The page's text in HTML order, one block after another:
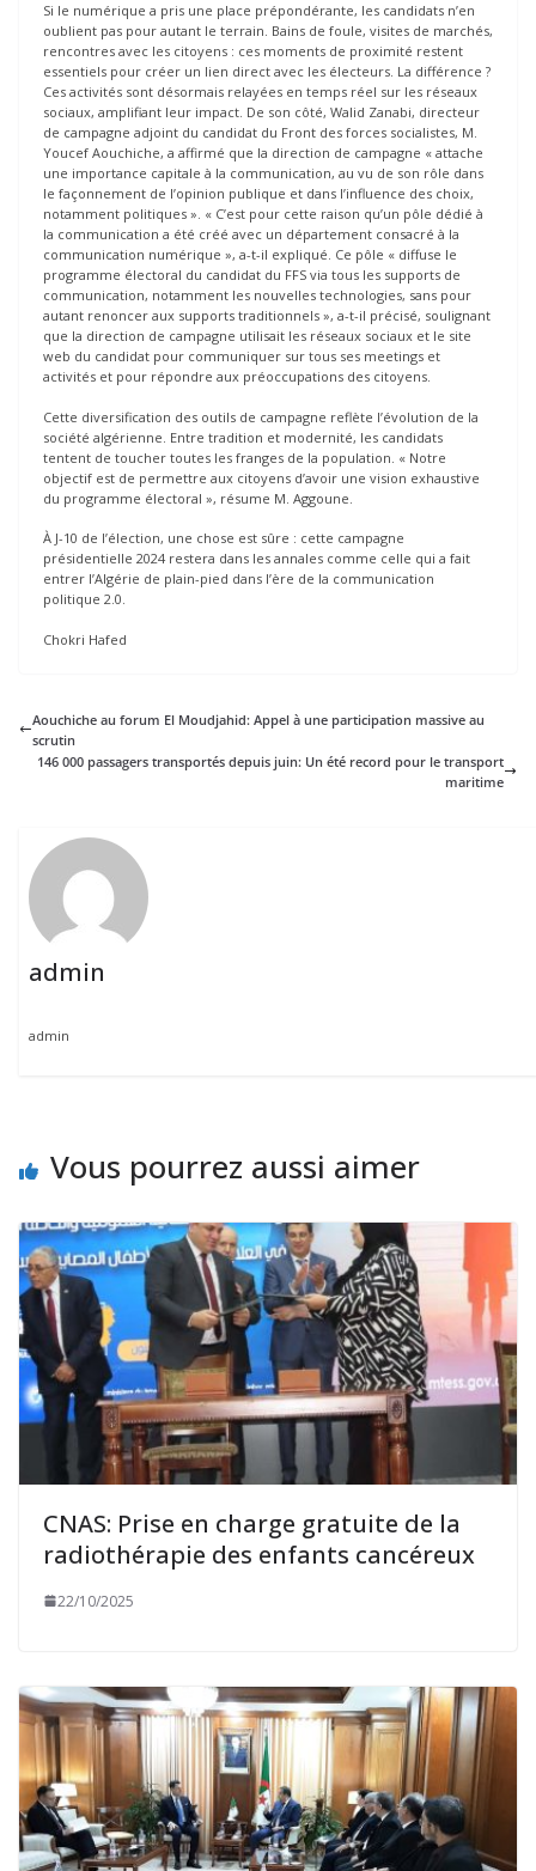
Si le numérique a pris une place prépondérante, les candidats n’en
oublient pas pour autant le terrain. Bains de foule, visites de marchés,
rencontres avec les citoyens : ces moments de proximité restent
essentiels pour créer un lien direct avec les électeurs. La différence ?
Ces activités sont désormais relayées en temps réel sur les réseaux
sociaux, amplifiant leur impact. De son côté, Walid Zanabi, directeur
de campagne adjoint du candidat du Front des forces socialistes, M.
Youcef Aouchiche, a affirmé que la direction de campagne « attache
une importance capitale à la communication, au vu de son rôle dans
le façonnement de l’opinion publique et dans l’influence des choix,
notamment politiques ». « C’est pour cette raison qu’un pôle dédié à
la communication a été créé avec un département consacré à la
communication numérique », a-t-il expliqué. Ce pôle « diffuse le
programme électoral du candidat du FFS via tous les supports de
communication, notamment les nouvelles technologies, sans pour
autant renoncer aux supports traditionnels », a-t-il précisé, soulignant
que la direction de campagne utilisait les réseaux sociaux et le site
web du candidat pour communiquer sur tous ses meetings et
activités et pour répondre aux préoccupations des citoyens.
Cette diversification des outils de campagne reflète l’évolution de la
société algérienne. Entre tradition et modernité, les candidats
tentent de toucher toutes les franges de la population. « Notre
objectif est de permettre aux citoyens d’avoir une vision exhaustive
du programme électoral », résume M. Aggoune.
À J-10 de l’élection, une chose est sûre : cette campagne
présidentielle 2024 restera dans les annales comme celle qui a fait
entrer l’Algérie de plain-pied dans l’ère de la communication
politique 2.0.
Chokri Hafed
Aouchiche au forum El Moudjahid: Appel à une participation massive au
scrutin
146 000 passagers transportés depuis juin: Un été record pour le transport
maritime
admin
admin
Vous pourrez aussi aimer
CNAS: Prise en charge gratuite de la
radiothérapie des enfants cancéreux
22/10/2025